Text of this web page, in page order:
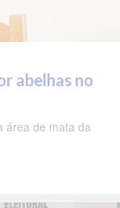
abelhas no
área de mata da